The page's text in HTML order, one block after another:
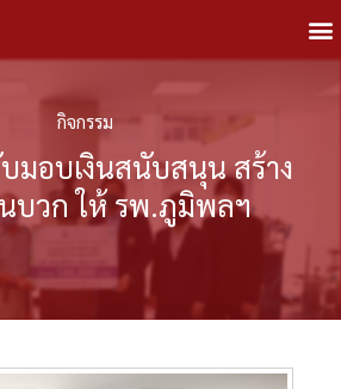
กิจกรรม
มอบเงินสนับสนุน สร้าง
บวก ให้ รพ.ภูมิพลฯ